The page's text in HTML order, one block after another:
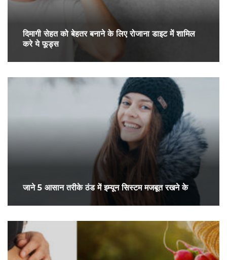
दिमागी सेहत को बेहतर बनाने के लिए रोजाना डाइट में शामिल
करे ये फूड्स
जाने 5 आसान तरीके ठंड में इम्यून सिस्टम मजबूत रखने के